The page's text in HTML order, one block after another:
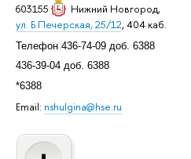
603155 Нижний Новгород,
ул. Б.Печерская, 25/12, 404 каб.
Телефон 436-74-09 доб. 6388
436-39-04 доб. 6388
*6388
Email: nshulgina@hse.ru